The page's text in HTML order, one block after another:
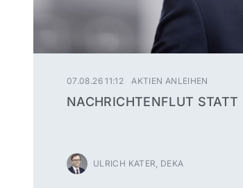
07.08.26 11:12 AKTIEN ANLEIHEN
NACHRICHTENFLUT STATT
ULRICH KATER, DEKA